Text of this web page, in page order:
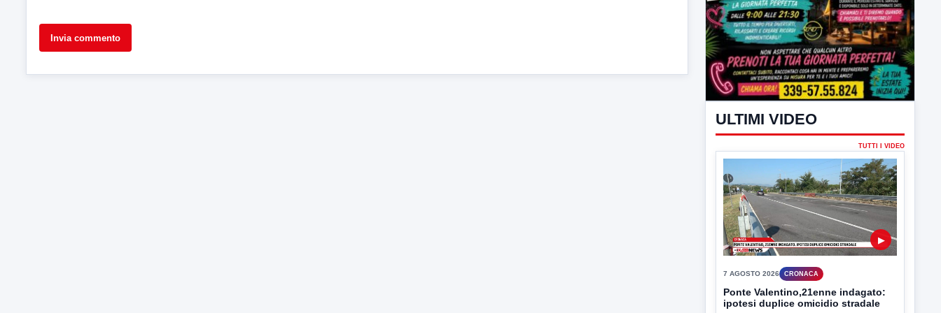
ULTIMI VIDEO
TUTTI I VIDEO
▶
7 AGOSTO 2026
Ponte Valentino,21enne indagato:
ipotesi duplice omicidio stradale
Incidente mortale a Ponte Valentino,
indagato il 21enne alla guida...